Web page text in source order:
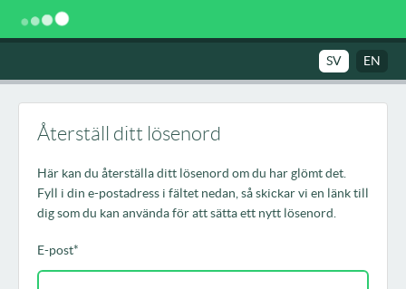
SV EN
Återställ ditt lösenord
Här kan du återställa ditt lösenord om du har glömt det.
Fyll i din e-postadress i fältet nedan, så skickar vi en länk till
dig som du kan använda för att sätta ett nytt lösenord.
E-post*